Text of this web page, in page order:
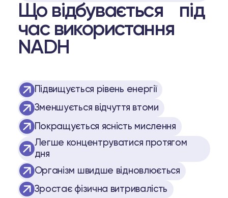
Що відбувається під
час використання
NADH
Підвищується рівень енергії
Зменшується відчуття втоми
Покращується ясність мислення
Легше концентруватися протягом
дня
Організм швидше відновлюється
Зростає фізична витривалість